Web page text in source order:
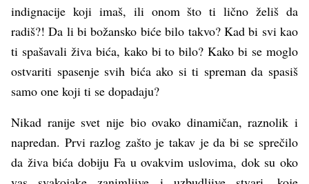
indignacije koji imaš, ili onom što ti lično želiš da
radiš?! Da li bi božansko biće bilo takvo? Kad bi svi kao
ti spašavali živa bića, kako bi to bilo? Kako bi se moglo
ostvariti spasenje svih bića ako si ti spreman da spasiš
samo one koji ti se dopadaju?
Nikad ranije svet nije bio ovako dinamičan, raznolik i
napredan. Prvi razlog zašto je takav je da bi se sprečilo
da živa bića dobiju Fa u ovakvim uslovima, dok su oko